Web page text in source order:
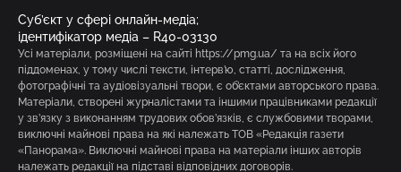
Суб’єкт у сфері онлайн-медіа;
ідентифікатор медіа – R40-03130
Усі матеріали, розміщені на сайті https://pmg.ua/ та на всіх його
піддоменах, у тому числі тексти, інтерв’ю, статті, дослідження,
фотографічні та аудіовізуальні твори, є об’єктами авторського права.
Матеріали, створені журналістами та іншими працівниками редакції
у зв’язку з виконанням трудових обов’язків, є службовими творами,
виключні майнові права на які належать ТОВ «Редакція газети
«Панорама». Виключні майнові права на матеріали інших авторів
належать редакції на підставі відповідних договорів.